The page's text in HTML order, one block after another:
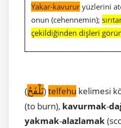
Yakar-kavurur yüzlerini
onun (cehennemin);
çekildiğinden dişleri
(تَلْفَحُ)telfehu kelimesi
(to burn), kavurmak-
yakmak-alazlamak